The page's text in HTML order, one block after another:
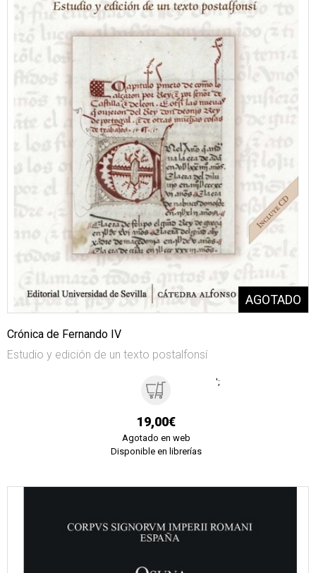
Crónica de Fernando IV
Estudio y edición de un texto postalfonsí
19,00€
Agotado en web
Disponible en librerías
';